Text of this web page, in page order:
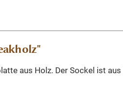
aus Holz. Der Sockel ist